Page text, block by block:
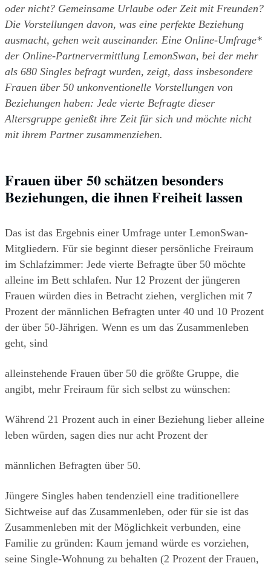
oder nicht? Gemeinsame Urlaube oder Zeit mit Freunden?
Die Vorstellungen davon, was eine perfekte Beziehung
ausmacht, gehen weit auseinander. Eine Online-Umfrage*
der Online-Partnervermittlung LemonSwan, bei der mehr
als 680 Singles befragt wurden, zeigt, dass insbesondere
Frauen über 50 unkonventionelle Vorstellungen von
Beziehungen haben: Jede vierte Befragte dieser
Altersgruppe genießt ihre Zeit für sich und möchte nicht
mit ihrem Partner zusammenziehen.
Frauen über 50 schätzen besonders
Beziehungen, die ihnen Freiheit lassen
Das ist das Ergebnis einer Umfrage unter LemonSwan-
Mitgliedern. Für sie beginnt dieser persönliche Freiraum
im Schlafzimmer: Jede vierte Befragte über 50 möchte
alleine im Bett schlafen. Nur 12 Prozent der jüngeren
Frauen würden dies in Betracht ziehen, verglichen mit 7
Prozent der männlichen Befragten unter 40 und 10 Prozent
der über 50-Jährigen. Wenn es um das Zusammenleben
geht, sind
alleinstehende Frauen über 50 die größte Gruppe, die
angibt, mehr Freiraum für sich selbst zu wünschen:
Während 21 Prozent auch in einer Beziehung lieber alleine
leben würden, sagen dies nur acht Prozent der
männlichen Befragten über 50.
Jüngere Singles haben tendenziell eine traditionellere
Sichtweise auf das Zusammenleben, oder für sie ist das
Zusammenleben mit der Möglichkeit verbunden, eine
Familie zu gründen: Kaum jemand würde es vorziehen,
seine Single-Wohnung zu behalten (2 Prozent der Frauen,